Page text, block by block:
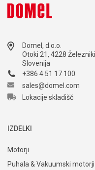
Domel, d.o.o.
Otoki 21, 4228 Železniki
Slovenija
+386 4 51 17 100
sales@domel.com
Lokacije skladišč
IZDELKI
Motorji
Puhala & Vakuumski motorji